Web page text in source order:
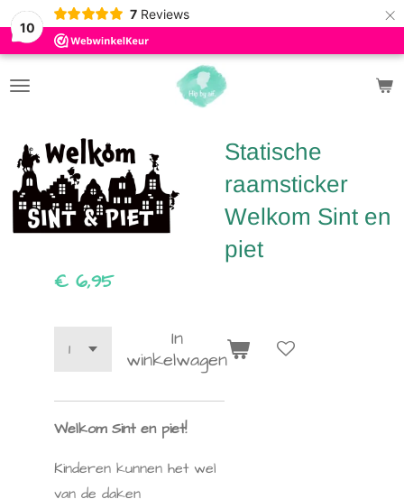
10
7 Reviews ×
Statische
raamsticker
Welkom Sint en
piet
€ 6,95
In
winkelwagen
Welkom Sint en piet!
Kinderen kunnen het wel
van de daken